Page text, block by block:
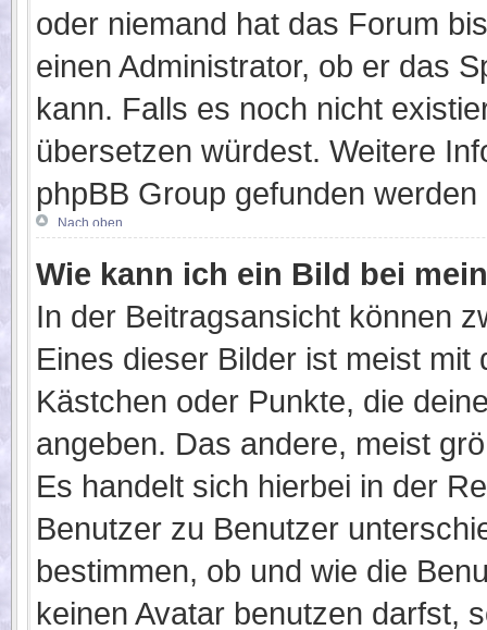
oder niemand hat das Forum
einen Administrator, ob er das
kann. Falls es noch nicht
übersetzen würdest. Weitere
phpBB Group gefunden
Nach oben
Wie kann ich ein Bild bei
In der Beitragsansicht können
Eines dieser Bilder ist meist
Kästchen oder Punkte, die
angeben. Das andere, meist
Es handelt sich hierbei in der
Benutzer zu Benutzer
bestimmen, ob und wie die
keinen Avatar benutzen darfst,